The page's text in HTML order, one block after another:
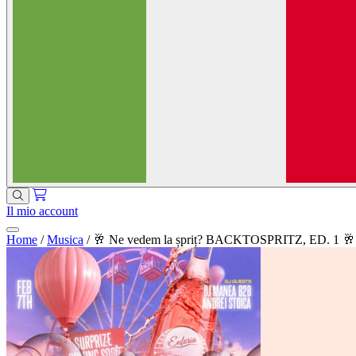
Il mio account
Home / Musica / 🥂 Ne vedem la șpriț? BACKTOSPRITZ, ED. 1 🥂